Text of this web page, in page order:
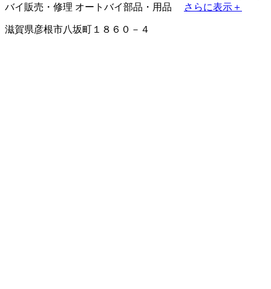
バイ販売・修理 オートバイ部品・用品 さらに表示＋
滋賀県彦根市八坂町１８６０－４